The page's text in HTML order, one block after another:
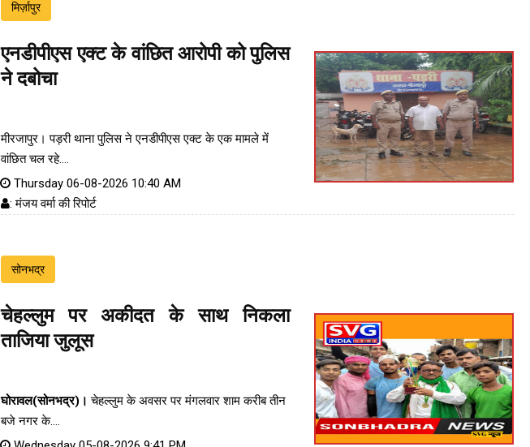
मिर्ज़ापुर
एनडीपीएस एक्ट के वांछित आरोपी को पुलिस
ने दबोचा
मीरजापुर। पड़री थाना पुलिस ने एनडीपीएस एक्ट के एक मामले में
वांछित चल रहे....
Thursday 06-08-2026 10:40 AM
: मंजय वर्मा की रिपोर्ट
सोनभद्र
चेहल्लुम पर अकीदत के साथ निकला
ताजिया जुलूस
घोरावल(सोनभद्र)। चेहल्लुम के अवसर पर मंगलवार शाम करीब तीन
बजे नगर के....